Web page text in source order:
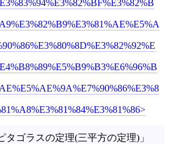
タゴラスの定理(三平方の定理)」